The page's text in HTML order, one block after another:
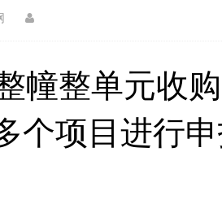
幢整单元收
个项目进行